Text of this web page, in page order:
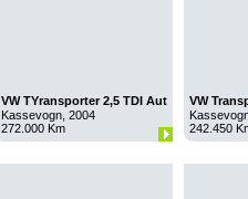
VW TYransporter 2,5 TDI Aut
Kassevogn, 2004
272.000 Km
VW
242.450